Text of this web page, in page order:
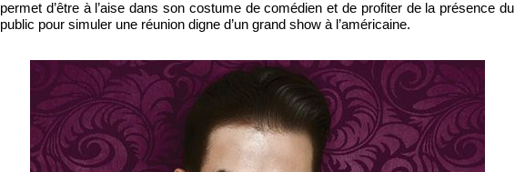
permet d’être à l’aise dans son costume de comédien et de profiter de la présence du
public pour simuler une réunion digne d’un grand show à l’américaine.